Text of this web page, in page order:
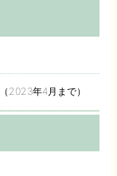
2023年4月まで）